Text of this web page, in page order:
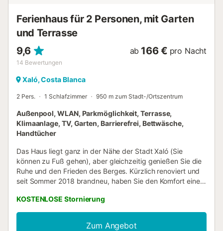
Ferienhaus für 2 Personen, mit Garten
und Terrasse
9,6
14 Bewertungen
ab 166 € pro Nacht
Xaló, Costa Blanca
2 Pers. 1 Schlafzimmer 950 m zum Stadt-/Ortszentrum
Außenpool, WLAN, Parkmöglichkeit, Terrasse,
Klimaanlage, TV, Garten, Barrierefrei, Bettwäsche,
Handtücher
Das Haus liegt ganz in der Nähe der Stadt Xaló (Sie
können zu Fuß gehen), aber gleichzeitig genießen Sie die
Ruhe und den Frieden des Berges. Kürzlich renoviert und
seit Sommer 2018 brandneu, haben Sie den Komfort eines
das städtische Schwimmbad (Sie können dorthin gehen).
Genießen Sie den Charme des Xaló-Tals, eine privilegierte
Umgebung und in der Nähe von Strandstädten....
KOSTENLOSE Stornierung
Zum Angebot